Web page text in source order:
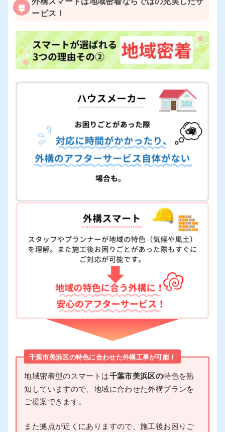
ービス！
千葉市美浜区の特色に合わせた外構工事が可能！
地域密着型のスマートは千葉市美浜区の特色を熟
知していますので、地域に合わせた外構プランを
ご提案できます。
また拠点が近くにありますので、施工後お困りご